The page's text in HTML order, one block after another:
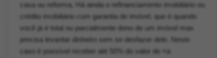
casa ou reforma. Há ainda o refinanciamento imobiliário ou
crédito imobiliário com garantia de imóvel, que é quando
você já é total ou parcialmente dono de um imóvel mas
precisa levantar dinheiro sem se desfazer dele. Neste
caso é possível receber até 50% do valor de <a